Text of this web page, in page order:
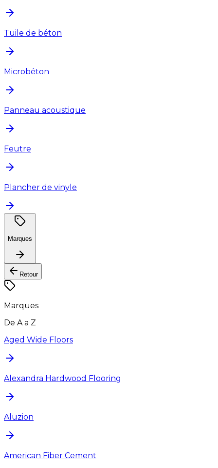
Tuile de béton
Microbéton
Panneau acoustique
Feutre
Plancher de vinyle
Marques
Retour
Marques
De A a Z
Aged Wide Floors
Alexandra Hardwood Flooring
Aluzion
American Fiber Cement